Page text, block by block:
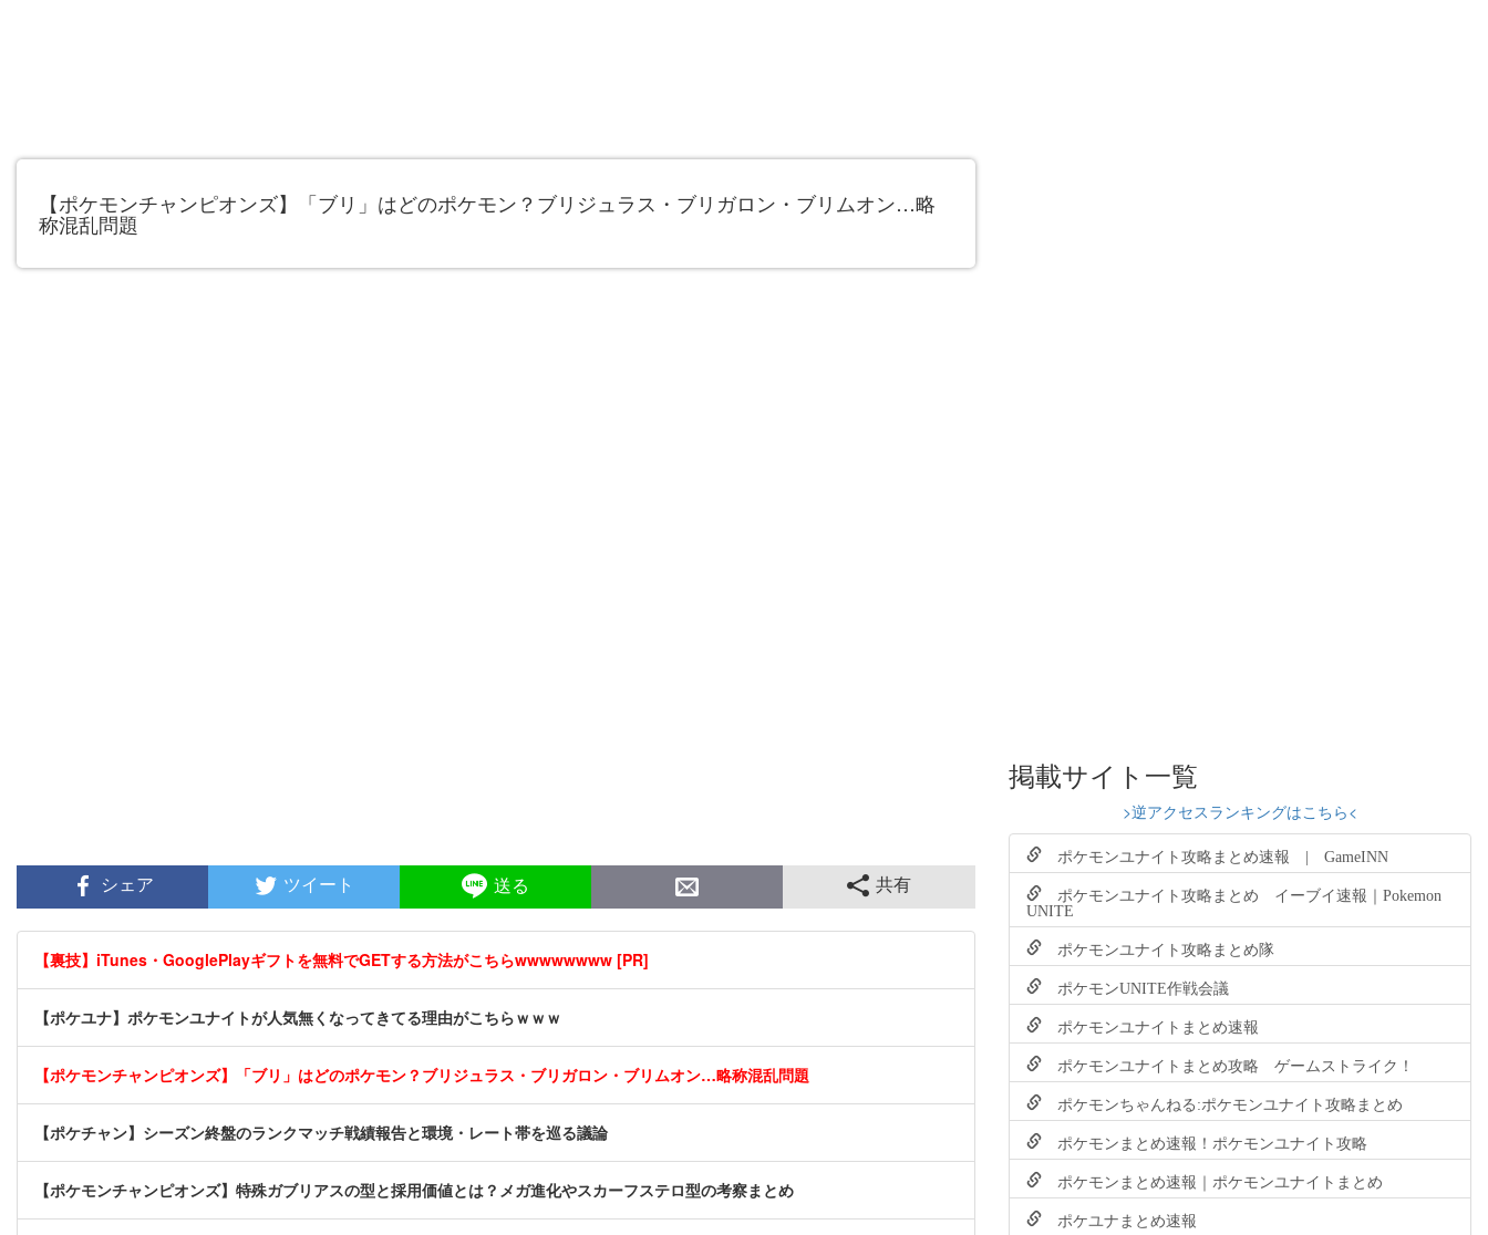
【ポケモンチャンピオンズ】「ブリ」はどのポケモン？ブリジュラス・ブリガロン・ブリムオン…略
称混乱問題
シェア ツイート 送る 共有
【裏技】iTunes・GooglePlayギフトを無料でGETする方法がこちらwwwwwwww [PR]
【ポケユナ】ポケモンユナイトが人気無くなってきてる理由がこちらｗｗｗ
【ポケモンチャンピオンズ】「ブリ」はどのポケモン？ブリジュラス・ブリガロン・ブリムオン…略称混乱問題
【ポケチャン】シーズン終盤のランクマッチ戦績報告と環境・レート帯を巡る議論
【ポケモンチャンピオンズ】特殊ガブリアスの型と採用価値とは？メガ進化やスカーフステロ型の考察まとめ
掲載サイト一覧
>逆アクセスランキングはこちら<
ポケモンユナイト攻略まとめ速報 | GameINN
ポケモンユナイト攻略まとめ イーブイ速報｜Pokemon
UNITE
ポケモンユナイト攻略まとめ隊
ポケモンUNITE作戦会議
ポケモンユナイトまとめ速報
ポケモンユナイトまとめ攻略 ゲームストライク！
ポケモンちゃんねる:ポケモンユナイト攻略まとめ
ポケモンまとめ速報！ポケモンユナイト攻略
ポケモンまとめ速報｜ポケモンユナイトまとめ
ポケユナまとめ速報